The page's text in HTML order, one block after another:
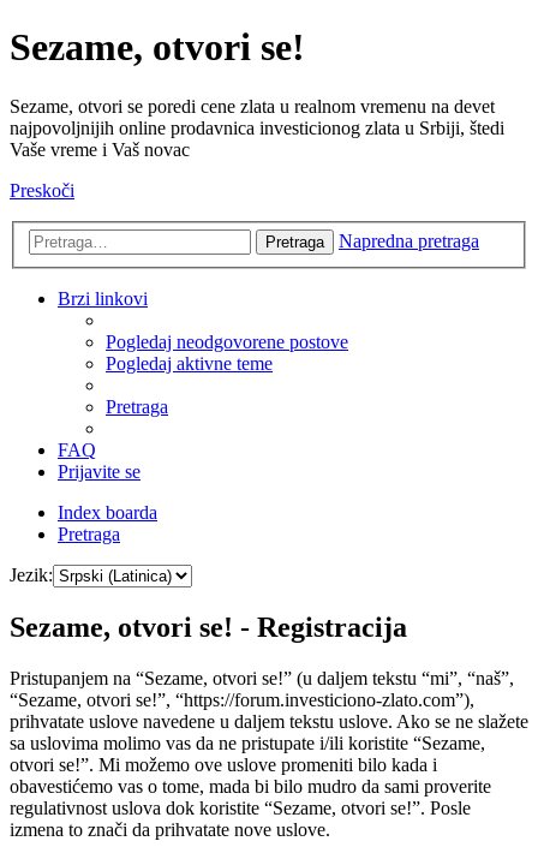
Sezame, otvori se!
Sezame, otvori se poredi cene zlata u realnom vremenu na devet
najpovoljnijih online prodavnica investicionog zlata u Srbiji, štedi
Vaše vreme i Vaš novac
Preskoči
Pretraga Napredna pretraga
Brzi linkovi
Pogledaj neodgovorene postove
Pogledaj aktivne teme
Pretraga
FAQ
Prijavite se
Index boarda
Pretraga
Jezik:
Sezame, otvori se! - Registracija
Pristupanjem na “Sezame, otvori se!” (u daljem tekstu “mi”, “naš”,
“Sezame, otvori se!”, “https://forum.investiciono-zlato.com”),
prihvatate uslove navedene u daljem tekstu uslove. Ako se ne slažete
sa uslovima molimo vas da ne pristupate i/ili koristite “Sezame,
otvori se!”. Mi možemo ove uslove promeniti bilo kada i
obavestićemo vas o tome, mada bi bilo mudro da sami proverite
regulativnost uslova dok koristite “Sezame, otvori se!”. Posle
izmena to znači da prihvatate nove uslove.